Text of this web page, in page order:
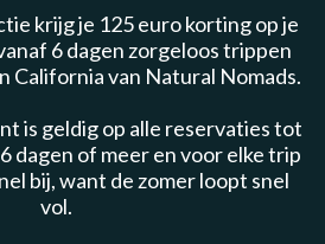
krijg je 125 euro korting op je
6 dagen zorgeloos trippen
California van Natural Nomads.
is geldig op alle reservaties tot
dagen of meer en voor elke trip
bij, want de zomer loopt snel
vol.